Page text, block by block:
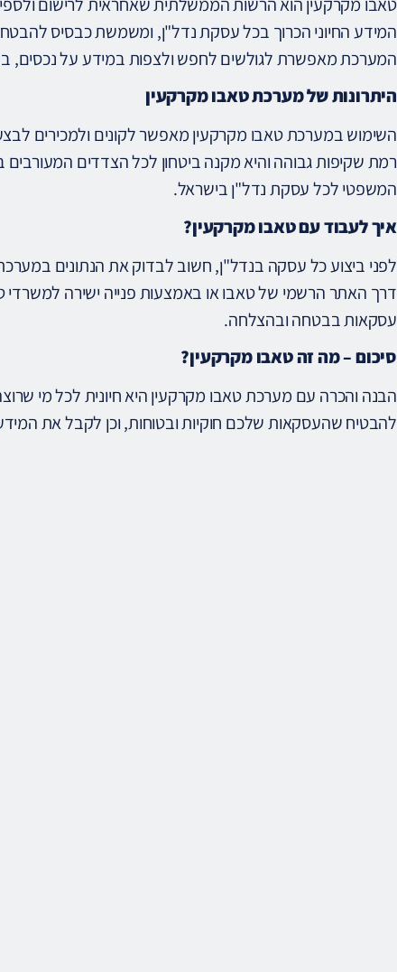
המידע החיוני הכרוך בכל עסקת נדל"ן, ומשמשת כבסיס
המערכת מאפשרת לגולשים לחפש ולצפות במידע על נכסים,
היתרונות של מערכת טאבו מקרקעין
השימוש במערכת טאבו מקרקעין מאפשר לקונים ולמכירים
רמת שקיפות גבוהה והיא מקנה ביטחון לכל הצדדים
המשפטי לכל עסקת נדל"ן בישראל.
איך לעבוד עם טאבו מקרקעין?
לפני ביצוע כל עסקה בנדל"ן, חשוב לבדוק את הנתונים
דרך האתר הרשמי של טאבו או באמצעות פנייה ישירה למשרדי
עסקאות בבטחה ובהצלחה.
סיכום – מה זה טאבו מקרקעין?
הבנה והכרה עם מערכת טאבו מקרקעין היא חיונית לכל מי
להבטיח שהעסקאות שלכם חוקיות ובטוחות, וכן לקבל את